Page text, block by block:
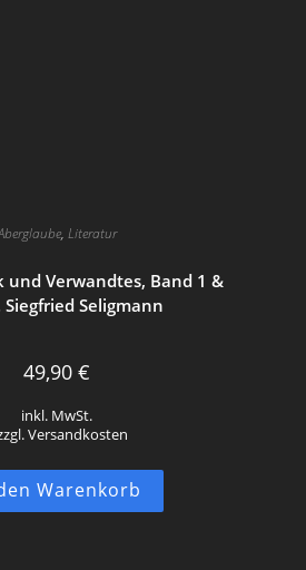
, Literatur
und Verwandtes, Band 1 &
Siegfried Seligmann
49,90 €
inkl. MwSt.
Versandkosten
Warenkorb